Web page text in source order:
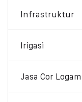
Infrastruktur
Irigasi
Jasa Cor Logam